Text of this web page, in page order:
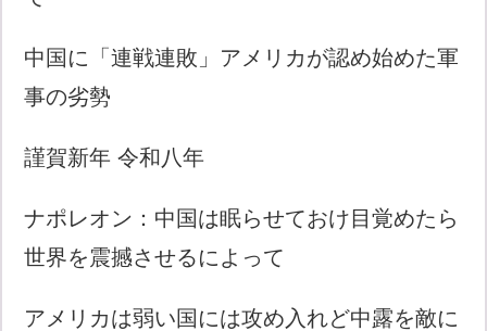
中国に「連戦連敗」アメリカが認め始めた軍
事の劣勢
謹賀新年 令和八年
ナポレオン：中国は眠らせておけ目覚めたら
世界を震撼させるによって
アメリカは弱い国には攻め入れど中露を敵に